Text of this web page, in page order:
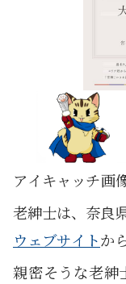
アイキャッチ画
老紳士は、奈良
ウェブサイトか
親密そうな老紳